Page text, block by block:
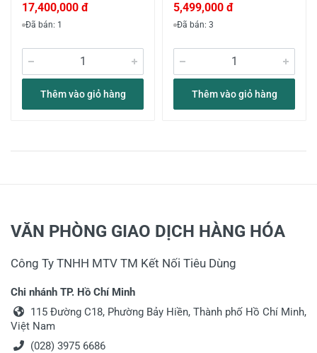
17,400,000 đ
Đã bán: 1
Thêm vào giỏ hàng
5,499,000 đ
Đã bán: 3
Thêm vào giỏ hàng
VĂN PHÒNG GIAO DỊCH HÀNG HÓA
Công Ty TNHH MTV TM Kết Nối Tiêu Dùng
Chi nhánh TP. Hồ Chí Minh
115 Đường C18, Phường Bảy Hiền, Thành phố Hồ Chí Minh,
Việt Nam
(028) 3975 6686